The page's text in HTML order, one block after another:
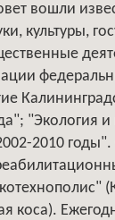
вошли
культуры,
"Экология
2010
коса).